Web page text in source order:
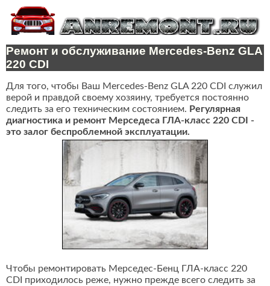
Ремонт и обслуживание Mercedes-Benz GLA
220 CDI
Для того, чтобы Ваш Mercedes-Benz GLA 220 CDI служил
верой и правдой своему хозяину, требуется постоянно
следить за его техническим состоянием. Регулярная
диагностика и ремонт Мерседеса ГЛА-класс 220 CDI -
это залог беспроблемной эксплуатации.
Чтобы ремонтировать Мерседес-Бенц ГЛА-класс 220
CDI приходилось реже, нужно прежде всего следить за